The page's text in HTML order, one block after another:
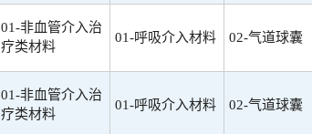
01-非血管介入治
疗类材料
01-呼吸介入材料 02-气道球囊
01-非血管介入治
疗类材料
01-呼吸介入材料 02-气道球囊